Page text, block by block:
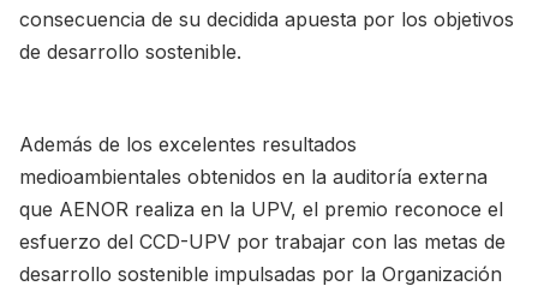
consecuencia de su decidida apuesta por los objetivos
de desarrollo sostenible.
Además de los excelentes resultados
medioambientales obtenidos en la auditoría externa
que AENOR realiza en la UPV, el premio reconoce el
esfuerzo del CCD-UPV por trabajar con las metas de
desarrollo sostenible impulsadas por la Organización